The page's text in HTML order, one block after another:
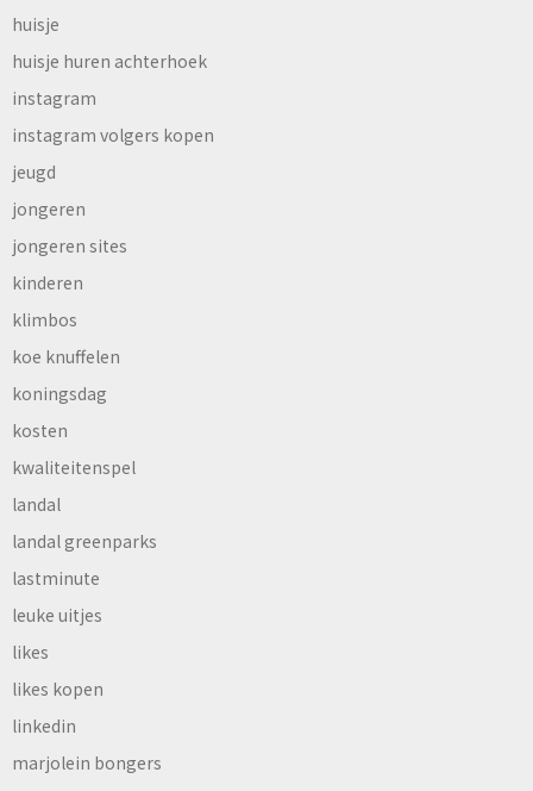
huisje
huisje huren achterhoek
instagram
instagram volgers kopen
jeugd
jongeren
jongeren sites
kinderen
klimbos
koe knuffelen
koningsdag
kosten
kwaliteitenspel
landal
landal greenparks
lastminute
leuke uitjes
likes
likes kopen
linkedin
marjolein bongers